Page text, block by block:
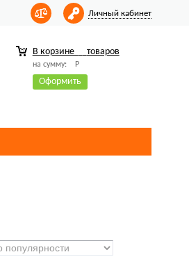
Личный кабинет
В корзине товаров
на сумму: Р
Оформить